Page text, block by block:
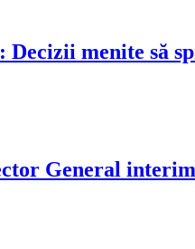
menite să
General